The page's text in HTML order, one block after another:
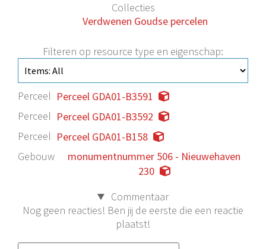
Collecties
Verdwenen Goudse percelen
Filteren op resource type en eigenschap:
Perceel Perceel GDA01-B3591
Perceel Perceel GDA01-B3592
Perceel Perceel GDA01-B158
Gebouw
monumentnummer 506 - Nieuwehaven
230
Commentaar
Nog geen reacties! Ben jij de eerste die een reactie
plaatst!